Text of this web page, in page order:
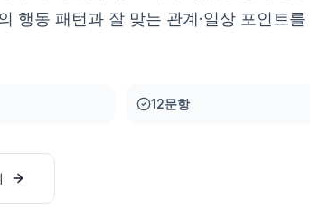
행동 패턴과 잘 맞는 관계·일상 포인트를
12문항